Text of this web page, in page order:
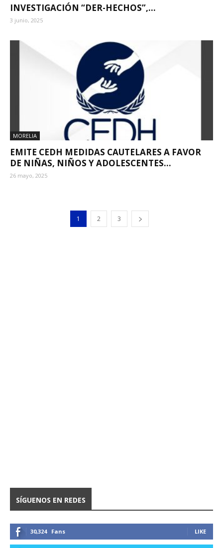
INVESTIGACIÓN “DER-HECHOS”,...
3 junio, 2025
MORELIA
EMITE CEDH MEDIDAS CAUTELARES A FAVOR
DE NIÑAS, NIÑOS Y ADOLESCENTES...
26 mayo, 2025
1 2 3
SÍGUENOS EN REDES
30,324 Fans LIKE